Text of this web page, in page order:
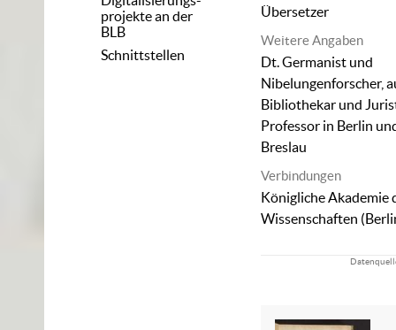
projekte an der
BLB
Schnittstellen
Übersetzer
Weitere Angaben
Dt. Germanist und
Nibelungenforscher,
Bibliothekar und
Professor in Berlin
Breslau
Verbindungen
Königliche Akademie
Wissenschaften